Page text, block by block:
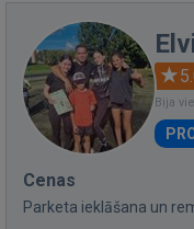
Bija
Cenas
Parketa ieklāšana un